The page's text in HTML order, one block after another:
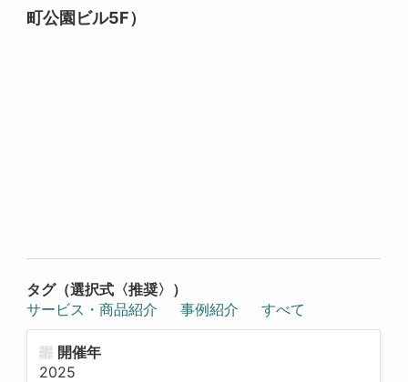
町公園ビル5F）
タグ（選択式〈推奨〉）
サービス・商品紹介
事例紹介 すべて
開催年
2025